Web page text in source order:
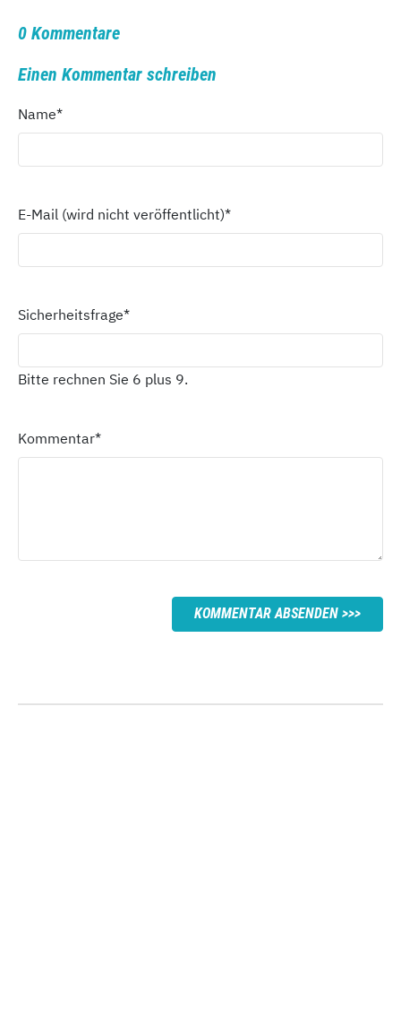
0 Kommentare
Einen Kommentar schreiben
Name*
E-Mail (wird nicht veröffentlicht)*
Sicherheitsfrage*
Bitte rechnen Sie 6 plus 9.
Kommentar*
KOMMENTAR ABSENDEN